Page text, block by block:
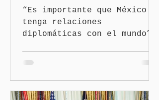
“Es importante que México
tenga relaciones
diplomáticas con el mundo”,
Sheinbaum Pardo anunció el
restablecimiento de las